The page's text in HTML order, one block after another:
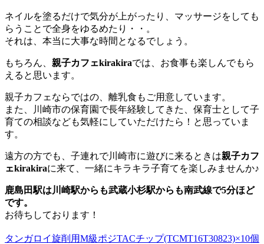
ネイルを塗るだけで気分が上がったり、マッサージをしても
らうことで全身をゆるめたり・・。
それは、本当に大事な時間となるでしょう。
もちろん、 親子カフェkirakiraでは、お食事も楽しんでもら
えると思います。
親子カフェならではの、離乳食もご用意しています。
また、川崎市の保育園で長年経験してきた、保育士として子
育ての相談なども気軽にしていただけたら！と思っていま
す。
遠方の方でも、子連れで川崎市に遊びに来るときは親子カフ
ェkirakiraに来て、一緒にキラキラ子育てを楽しみませんか♪
鹿島田駅は川崎駅からも武蔵小杉駅からも南武線で5分ほど
です。
お待ちしております！
タンガロイ旋削用M級ポジTACチップ(TCMT16T30823)×10個